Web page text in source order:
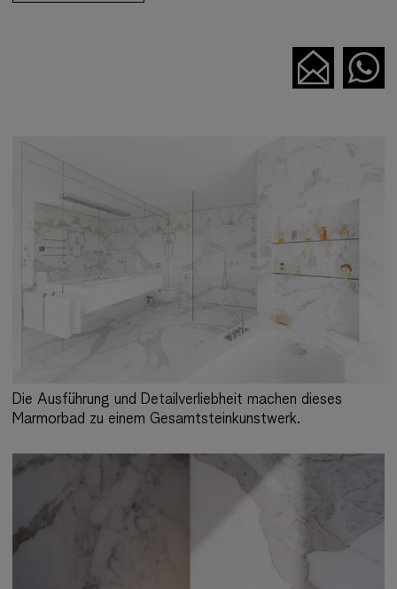
Die Ausführung und Detailverliebheit machen dieses
Marmorbad zu einem Gesamtsteinkunstwerk.